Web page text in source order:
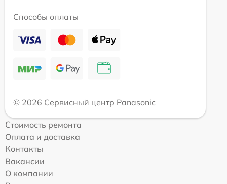
Способы оплаты
© 2026 Сервисный центр Panasonic
Стоимость ремонта
Оплата и доставка
Контакты
Вакансии
О компании